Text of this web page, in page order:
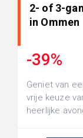
2- of 3-
in Ommen
-39%
Geniet van
vrije keuze
heerlijke